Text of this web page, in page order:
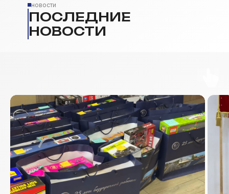
новости
ПОСЛЕДНИЕ
НОВОСТИ